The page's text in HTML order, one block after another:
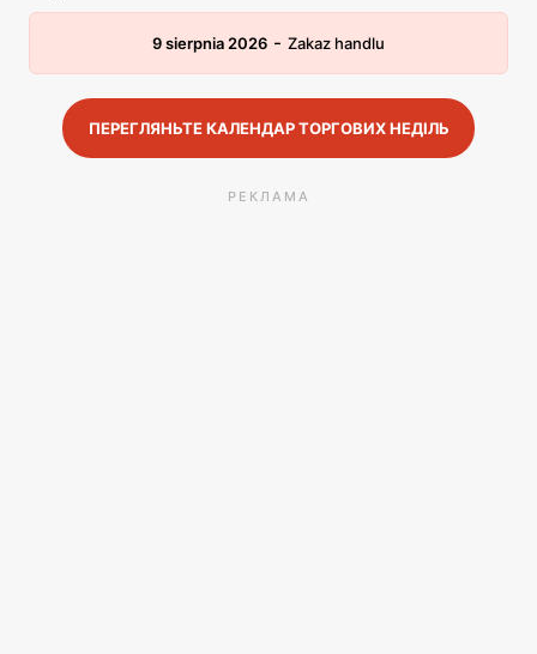
9 sierpnia 2026 - Zakaz handlu
ПЕРЕГЛЯНЬТЕ КАЛЕНДАР ТОРГОВИХ НЕДІЛЬ
РЕКЛАМА